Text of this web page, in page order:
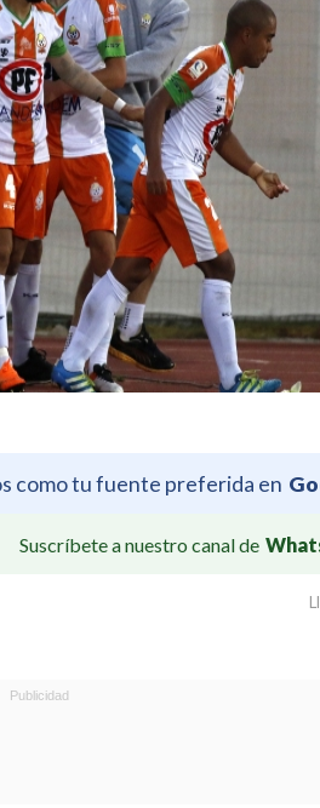
como tu fuente preferida en
Suscríbete a nuestro canal de